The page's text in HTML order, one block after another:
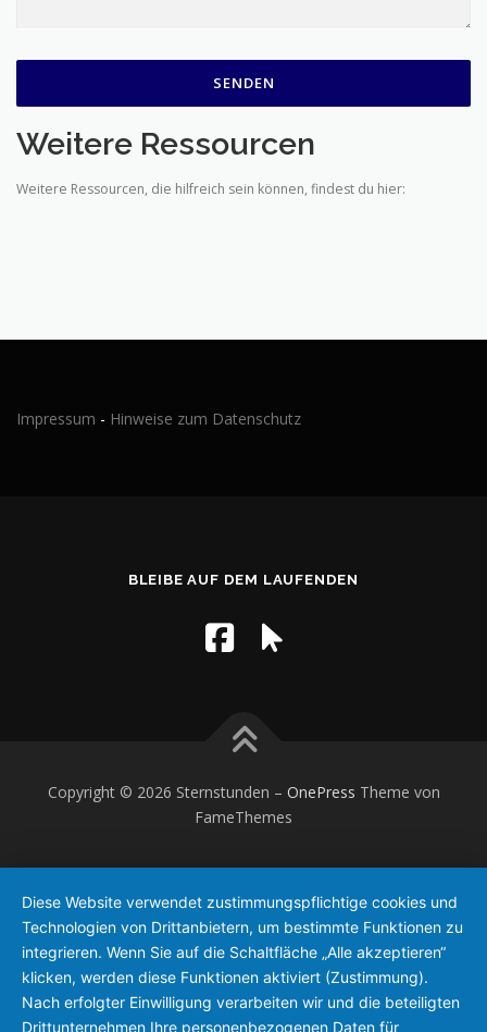
Weitere Ressourcen
Weitere Ressourcen, die hilfreich sein können, findest du hier:
Impressum - Hinweise zum Datenschutz
BLEIBE AUF DEM LAUFENDEN
Copyright © 2026 Sternstunden – OnePress Theme von
FameThemes
Diese Website verwendet zustimmungspflichtige cookies und
Technologien von Drittanbietern, um bestimmte Funktionen zu
integrieren. Wenn Sie auf die Schaltfläche „Alle akzeptieren“
klicken, werden diese Funktionen aktiviert (Zustimmung).
Nach erfolgter Einwilligung verarbeiten wir und die beteiligten
Drittunternehmen Ihre personenbezogenen Daten für